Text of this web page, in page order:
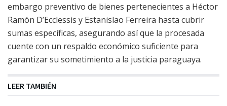
embargo preventivo de bienes pertenecientes a Héctor
Ramón D’Ecclessis y Estanislao Ferreira hasta cubrir
sumas específicas, asegurando así que la procesada
cuente con un respaldo económico suficiente para
garantizar su sometimiento a la justicia paraguaya.
LEER TAMBIÉN